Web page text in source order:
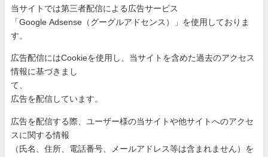
当サイトでは第三者配信による広告サービス
「Google Adsense（グーグルアドセンス）」を使用しておりま
す。
広告配信にはCookieを使用し、当サイトを含めた過去のアク セス
情報に基づきまし
て、
広告を配信しています。
広告を配信する際、ユーザー様の当サイトや他サイトへのアクセ
ス に関する情報
（氏名、住所、電話番号、メールアドレス等は含まれません）を